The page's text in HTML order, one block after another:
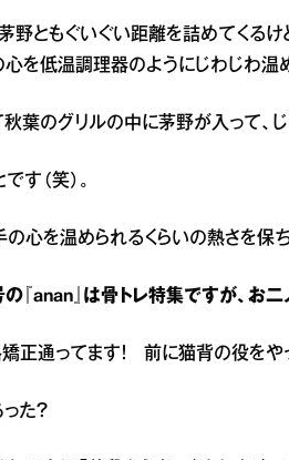
野ともぐいぐい距離を詰めてくるけ
を低温調理器のようにじわじわ温
秋葉のグリルの中に茅野が入って、
す（笑）。
の心を温められるくらいの熱さを保ち
『anan』は骨トレ特集ですが、お二
矯正通ってます！ 前に猫背の役をや
た？